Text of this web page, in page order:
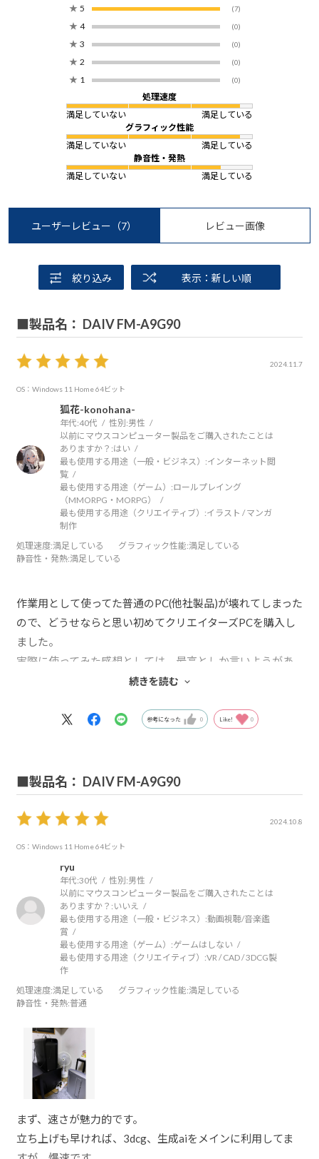
★ 5 (7)
★ 4 (0)
★ 3 (0)
★ 2 (0)
★ 1 (0)
処理速度
満足していない
満足している
グラフィック性能
満足していない
満足している
静音性・発熱
満足していない
満足している
ユーザーレビュー （7） レビュー画像
絞り込み 表示：新しい順
■製品名： DAIV FM-A9G90
2024.11.7
OS：Windows 11 Home 64ビット
狐花-konohana-
年代:40代 性別:男性
以前にマウスコンピューター製品をご購入されたことは
ありますか？:はい
最も使用する用途（一般・ビジネス）:インターネット閲
覧
最も使用する用途（ゲーム）:ロールプレイング
（MMORPG・MORPG）
最も使用する用途（クリエイティブ）:イラスト / マンガ
制作
処理速度:満足している グラフィック性能:満足している
静音性・発熱:満足している
作業用として使ってた普通のPC(他社製品)が壊れてしまった
ので、どうせならと思い初めてクリエイターズPCを購入し
ました。
実際に使ってみた感想としては、最高としか言いようがあ
マウスさんの製品はゲーミングPCも愛用してますが、そろ
またよろしくお願いします。
続きを読む
参考になった 0 Like! 0
■製品名： DAIV FM-A9G90
2024.10.8
OS：Windows 11 Home 64ビット
ryu
年代:30代 性別:男性
以前にマウスコンピューター製品をご購入されたことは
ありますか？: いいえ
最も使用する用途（一般・ビジネス）:動画視聴/音楽鑑
賞
最も使用する用途（ゲーム）:ゲームはしない
最も使用する用途（クリエイティブ）:VR / CAD / 3DCG製
作
処理速度:満足している グラフィック性能:満足している
静音性・発熱:普通
まず、速さが魅力的です。
立ち上げも早ければ、3dcg、生成aiをメインに利用してま